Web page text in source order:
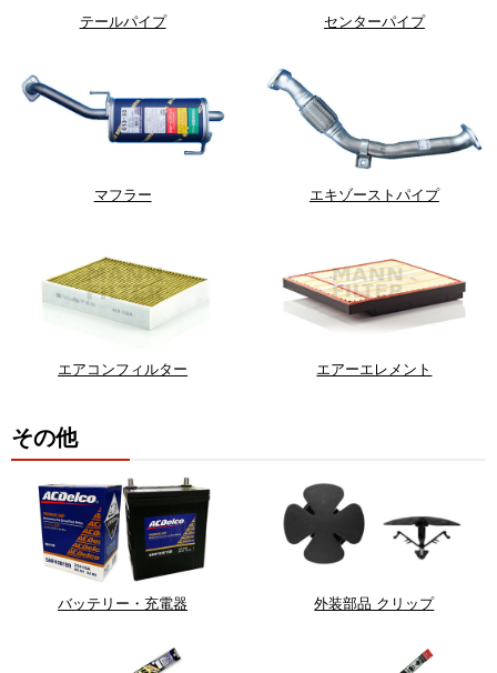
テールパイプ センターパイプ
マフラー エキゾーストパイプ
エアコンフィルター エアーエレメント
その他
バッテリー・充電器 外装部品 クリップ